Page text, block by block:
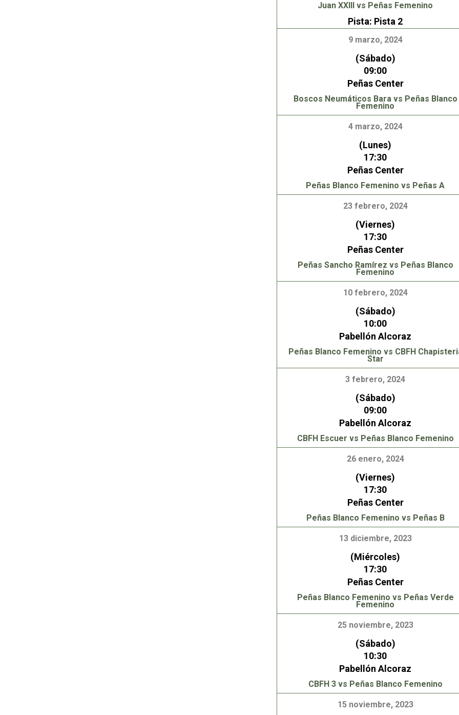
Juan XXIII vs Peñas Femenino
Pista: Pista 2
9 marzo, 2024
(Sábado)
09:00
Peñas Center
Boscos Neumáticos Bara vs Peñas Blanco
Femenino
4 marzo, 2024
(Lunes)
17:30
Peñas Center
Peñas Blanco Femenino vs Peñas A
23 febrero, 2024
(Viernes)
17:30
Peñas Center
Peñas Sancho Ramírez vs Peñas Blanco
Femenino
10 febrero, 2024
(Sábado)
10:00
Pabellón Alcoraz
Peñas Blanco Femenino vs CBFH
Star
3 febrero, 2024
(Sábado)
09:00
Pabellón Alcoraz
CBFH Escuer vs Peñas Blanco Femenino
26 enero, 2024
(Viernes)
17:30
Peñas Center
Peñas Blanco Femenino vs Peñas B
13 diciembre, 2023
(Miércoles)
17:30
Peñas Center
Peñas Blanco Femenino vs Peñas Verde
Femenino
25 noviembre, 2023
(Sábado)
10:30
Pabellón Alcoraz
CBFH 3 vs Peñas Blanco Femenino
15 noviembre, 2023